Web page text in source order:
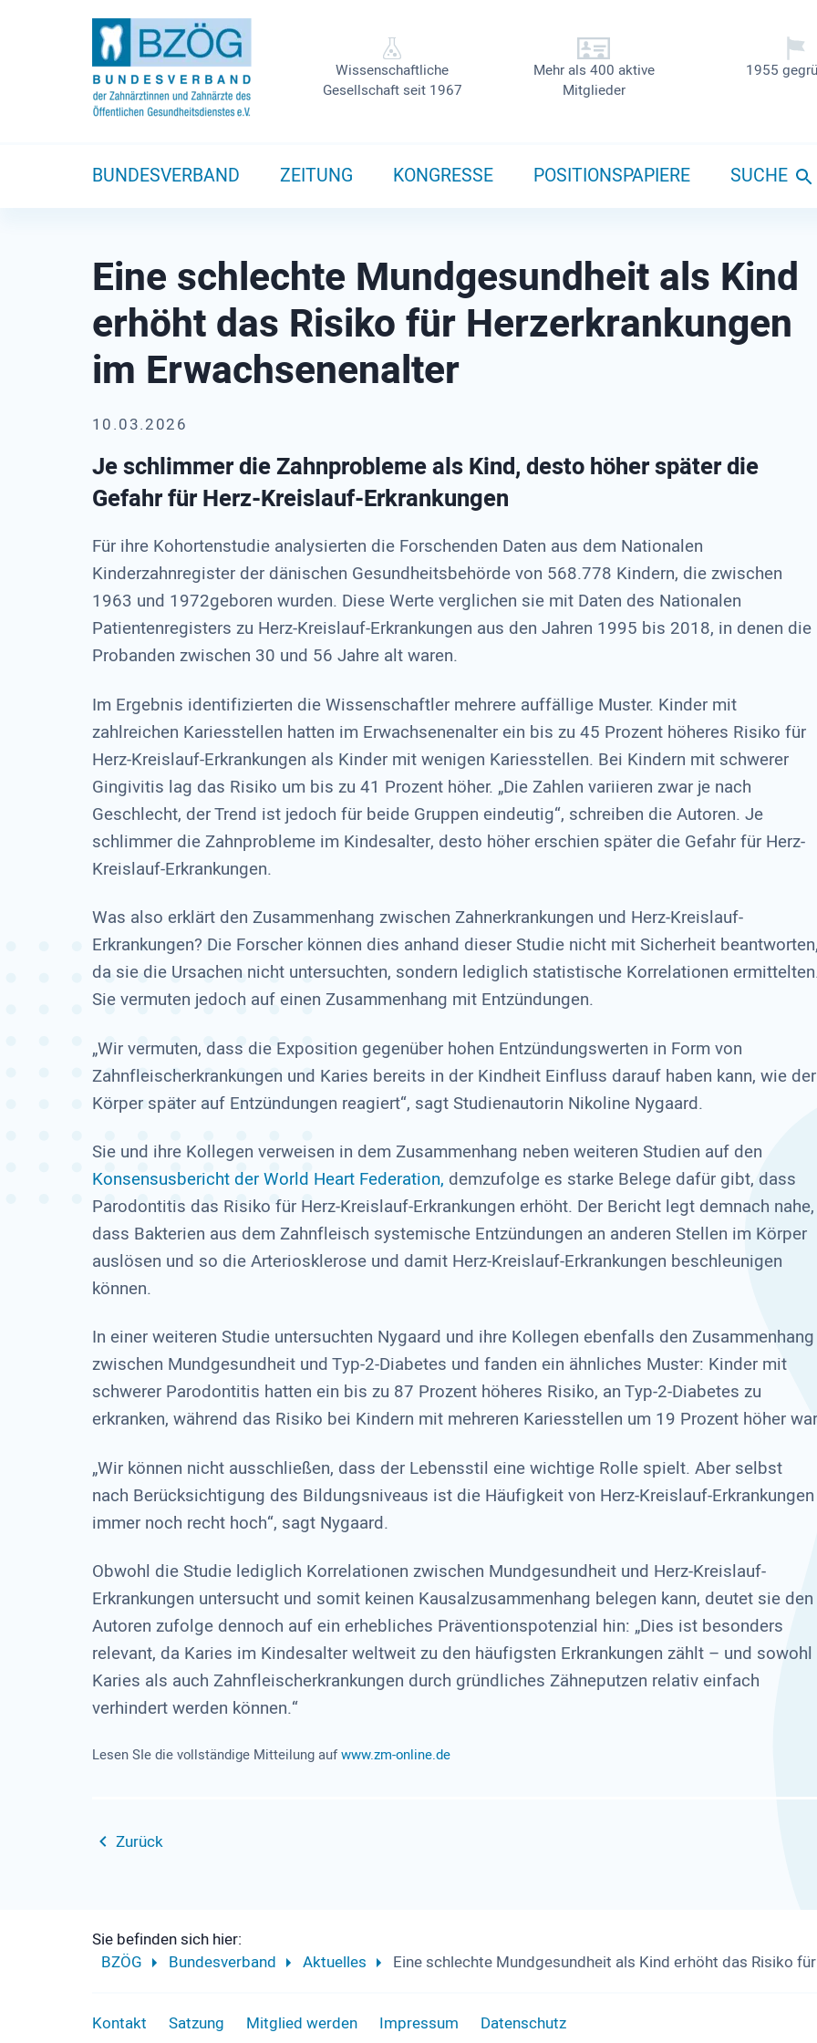
Wissenschaftliche
Gesellschaft seit 1967
Mehr als 400 aktive
Mitglieder
1955
BUNDESVERBAND ZEITUNG KONGRESSE POSITIONSPAPIERE SUCHE
Eine schlechte Mundgesundheit als Kind
erhöht das Risiko für Herzerkrankungen
im Erwachsenenalter
10.03.2026
Je schlimmer die Zahnprobleme als Kind, desto höher später die
Gefahr für Herz-Kreislauf-Erkrankungen
Für ihre Kohortenstudie analysierten die Forschenden Daten aus dem Nationalen
Kinderzahnregister der dänischen Gesundheitsbehörde von 568.778 Kindern, die zwischen
1963 und 1972geboren wurden. Diese Werte verglichen sie mit Daten des Nationalen
Patientenregisters zu Herz-Kreislauf-Erkrankungen aus den Jahren 1995 bis 2018, in denen die
Probanden zwischen 30 und 56 Jahre alt waren.
Im Ergebnis identifizierten die Wissenschaftler mehrere auffällige Muster. Kinder mit
zahlreichen Kariesstellen hatten im Erwachsenenalter ein bis zu 45 Prozent höheres Risiko für
Herz-Kreislauf-Erkrankungen als Kinder mit wenigen Kariesstellen. Bei Kindern mit schwerer
Gingivitis lag das Risiko um bis zu 41 Prozent höher. „Die Zahlen variieren zwar je nach
Geschlecht, der Trend ist jedoch für beide Gruppen eindeutig“, schreiben die Autoren. Je
schlimmer die Zahnprobleme im Kindesalter, desto höher erschien später die Gefahr für Herz-
Kreislauf-Erkrankungen.
Was also erklärt den Zusammenhang zwischen Zahnerkrankungen und Herz-Kreislauf-
Erkrankungen? Die Forscher können dies anhand dieser Studie nicht mit Sicherheit
da sie die Ursachen nicht untersuchten, sondern lediglich statistische Korrelationen
Sie vermuten jedoch auf einen Zusammenhang mit Entzündungen.
„Wir vermuten, dass die Exposition gegenüber hohen Entzündungswerten in Form von
Zahnfleischerkrankungen und Karies bereits in der Kindheit Einfluss darauf haben kann, wie der
Körper später auf Entzündungen reagiert“, sagt Studienautorin Nikoline Nygaard.
Sie und ihre Kollegen verweisen in dem Zusammenhang neben weiteren Studien auf den
Konsensusbericht der World Heart Federation, demzufolge es starke Belege dafür gibt, dass
Parodontitis das Risiko für Herz-Kreislauf-Erkrankungen erhöht. Der Bericht legt demnach nahe,
dass Bakterien aus dem Zahnfleisch systemische Entzündungen an anderen Stellen im Körper
auslösen und so die Arteriosklerose und damit Herz-Kreislauf-Erkrankungen beschleunigen
können.
In einer weiteren Studie untersuchten Nygaard und ihre Kollegen ebenfalls den Zusammenhang
zwischen Mundgesundheit und Typ-2-Diabetes und fanden ein ähnliches Muster: Kinder mit
schwerer Parodontitis hatten ein bis zu 87 Prozent höheres Risiko, an Typ-2-Diabetes zu
erkranken, während das Risiko bei Kindern mit mehreren Kariesstellen um 19 Prozent höher
„Wir können nicht ausschließen, dass der Lebensstil eine wichtige Rolle spielt. Aber selbst
nach Berücksichtigung des Bildungsniveaus ist die Häufigkeit von Herz-Kreislauf-Erkrankungen
immer noch recht hoch“, sagt Nygaard.
Obwohl die Studie lediglich Korrelationen zwischen Mundgesundheit und Herz-Kreislauf-
Erkrankungen untersucht und somit keinen Kausalzusammenhang belegen kann, deutet sie den
Autoren zufolge dennoch auf ein erhebliches Präventionspotenzial hin: „Dies ist besonders
relevant, da Karies im Kindesalter weltweit zu den häufigsten Erkrankungen zählt – und sowohl
Karies als auch Zahnfleischerkrankungen durch gründliches Zähneputzen relativ einfach
verhindert werden können.“
Lesen SIe die vollständige Mitteilung aufwww.zm-online.de
Zurück
Sie befinden sich hier:
BZÖG
Bundesverband Aktuelles Eine schlechte Mundgesundheit als Kind erhöht das Risiko
Kontakt Satzung Mitglied werden Impressum Datenschutz